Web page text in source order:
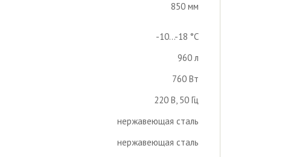
850 мм
-10...-18 °С
960 л
760 Вт
220 В, 50 Гц
нержавеющая сталь
нержавеющая сталь